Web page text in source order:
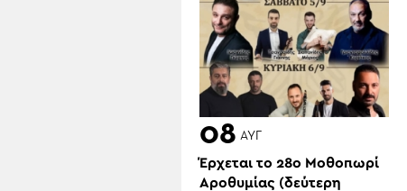
08 ΑΥΓ
Έρχεται το 28ο Μοθοπωρί
Αροθυμίας (δεύτερη